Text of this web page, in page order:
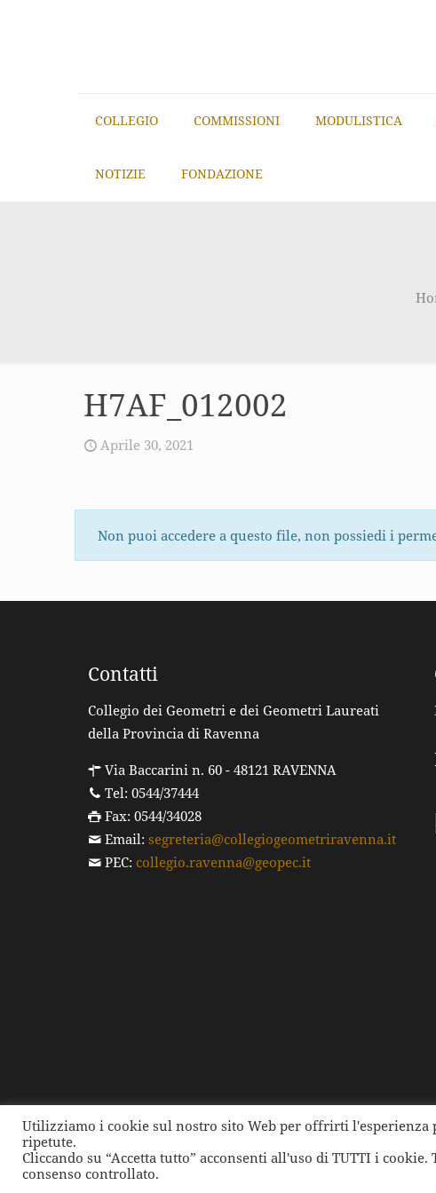
COLLEGIO COMMISSIONI MODULISTICA
NOTIZIE FONDAZIONE
H7AF_012002
Aprile 30, 2021
Non puoi accedere a questo file, non possiedi i
Contatti
Collegio dei Geometri e dei Geometri Laureati
della Provincia di Ravenna
Via Baccarini n. 60 - 48121 RAVENNA
Tel: 0544/37444
Fax: 0544/34028
Email: segreteria@collegiogeometriravenna.it
PEC: collegio.ravenna@geopec.it
© 2026 Collegio dei Geometri e dei Geometri
Utilizziamo i cookie sul nostro sito Web per offrirti
ripetute.
Cliccando su “Accetta tutto” acconsenti all'uso di TUTTI i
consenso controllato.